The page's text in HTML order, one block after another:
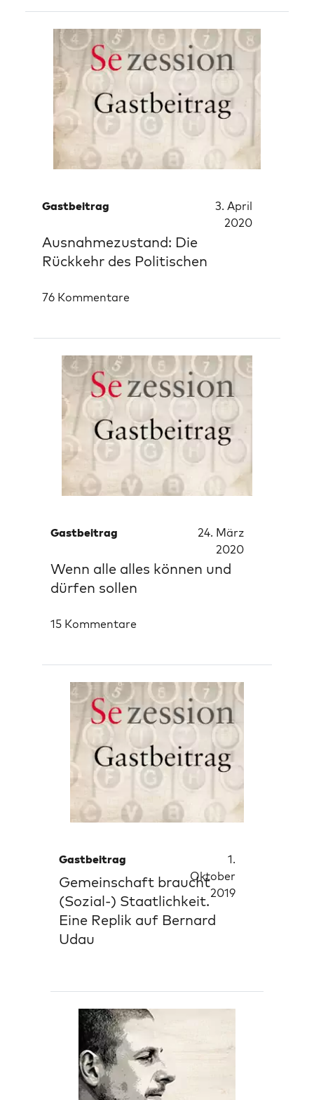
Gastbeitrag
3. April
2020
Ausnahmezustand: Die
Rückkehr des Politischen
76 Kommentare
Gastbeitrag
24. März
2020
Wenn alle alles können und
dürfen sollen
15 Kommentare
Gastbeitrag
1.
Oktober
2019
Gemeinschaft braucht
(Sozial-) Staatlichkeit.
Eine Replik auf Bernard
Udau